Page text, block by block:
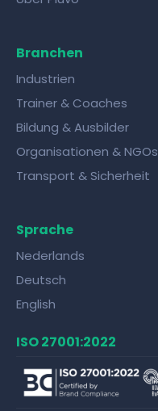
Branchen
Industrien
Trainer & Coaches
Bildung & Ausbilder
Organisationen & NGOs
Transport & Sicherheit
Sprache
Nederlands
Deutsch
English
ISO 27001:2022